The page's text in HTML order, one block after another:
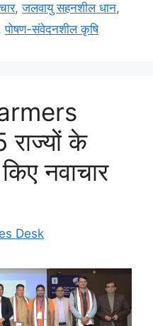
,जलवायु सहनशील धान,
पोषण-संवेदनशील कृषि
के
नवाचार
Desk